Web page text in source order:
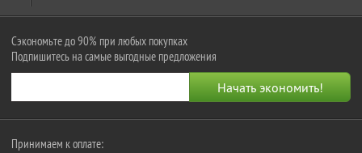
Сэкономьте до 90% при любых покупках
Подпишитесь на самые выгодные предложения
Принимаем к оплате: